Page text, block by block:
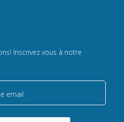
Inscrivez vous à notre
email